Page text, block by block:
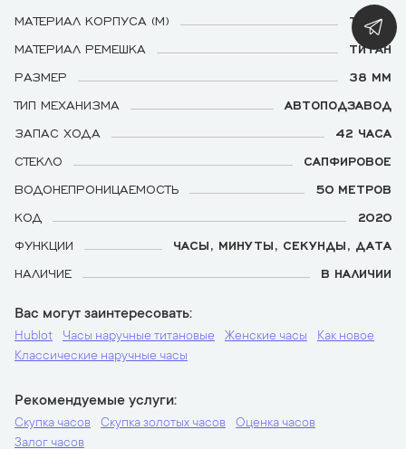
МАТЕРИАЛ КОРПУСА (М)
ТИТАН
МАТЕРИАЛ РЕМЕШКА
ТИТАН
РАЗМЕР
38 ММ
ТИП МЕХАНИЗМА
АВТОПОДЗАВОД
ЗАПАС ХОДА
42 ЧАСА
СТЕКЛО
САПФИРОВОЕ
ВОДОНЕПРОНИЦАЕМОСТЬ
50 МЕТРОВ
КОД
2020
ФУНКЦИИ
ЧАСЫ, МИНУТЫ, СЕКУНДЫ, ДАТА
НАЛИЧИЕ
В НАЛИЧИИ
Вас могут заинтересовать
Hublot Часы наручные титановые Женские часы
Как новое
Классические наручные часы
Рекомендуемые услуги
Скупка часов Скупка золотых часов
Оценка часов
Залог часов